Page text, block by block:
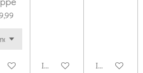
In winkelwagen In